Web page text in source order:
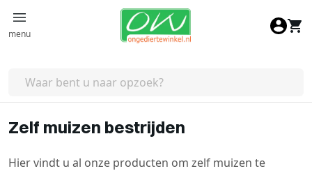
menu
Zelf muizen bestrijden
Hier vindt u al onze producten om zelf muizen te